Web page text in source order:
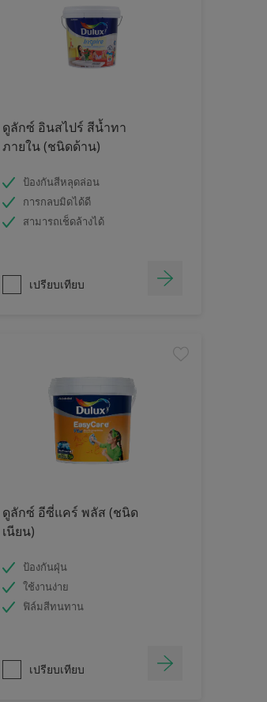
ดูลักซ์ อินสไปร์ สีน้ำทา
ภายใน (ชนิดด้าน)
ป้องกันสีหลุดล่อน
การกลบมิดได้ดี
สามารถเช็ดล้างได้
เปรียบเทียบ
ดูลักซ์ อีซี่แคร์ พลัส (ชนิด
เนียน)
ป้องกันฝุ่น
ใช้งานง่าย
ฟิล์มสีทนทาน
เปรียบเทียบ